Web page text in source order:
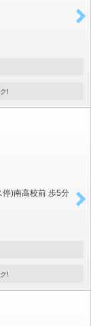
!
停)南高校前 歩5分
!